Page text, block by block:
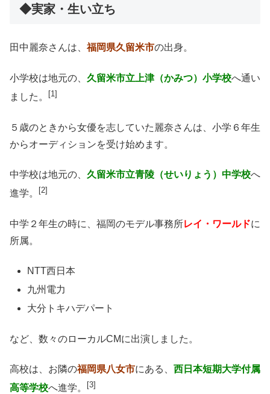
◆実家・生い立ち
田中麗奈さんは、福岡県久留米市の出身。
小学校は地元の、 久留米市立上津（かみつ）小学校へ通い
ました。
[1]
５歳のときから女優を志していた麗奈さんは、小学６年生
からオーディションを受け始めます。
中学校は地元の、 久留米市立青陵（せいりょう）中学校へ
進学。
[2]
中学２年生の時に、福岡のモデル事務所レイ・ワールドに
所属。
NTT西日本
九州電力
大分トキハデパート
など、数々のローカルCMに出演しました。
高校は、お隣の福岡県八女市にある、 西日本短期大学付属
高等学校へ進学。 [3]